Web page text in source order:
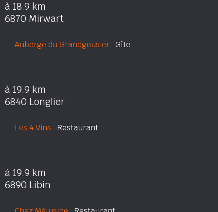
à 18.9 km
6870 Mirwart
Auberge du Grandgousier Gîte
à 19.9 km
6840 Longlier
Les 4 Vins Restaurant
à 19.9 km
6890 Libin